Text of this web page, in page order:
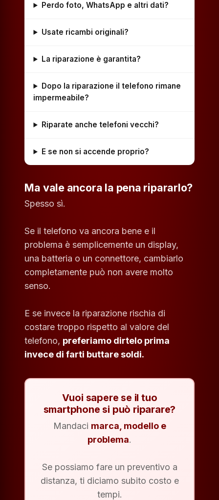
Perdo foto, WhatsApp e altri dati?
Usate ricambi originali?
La riparazione è garantita?
Dopo la riparazione il telefono rimane
impermeabile?
Riparate anche telefoni vecchi?
E se non si accende proprio?
Ma vale ancora la pena ripararlo?
Spesso sì.
Se il telefono va ancora bene e il
problema è semplicemente un display,
una batteria o un connettore, cambiarlo
completamente può non avere molto
senso.
E se invece la riparazione rischia di
costare troppo rispetto al valore del
telefono, preferiamo dirtelo prima
invece di farti buttare soldi.
Vuoi sapere se il tuo
smartphone si può riparare?
Mandaci marca, modello e
problema.
Se possiamo fare un preventivo a
distanza, ti diciamo subito costo e
tempi.